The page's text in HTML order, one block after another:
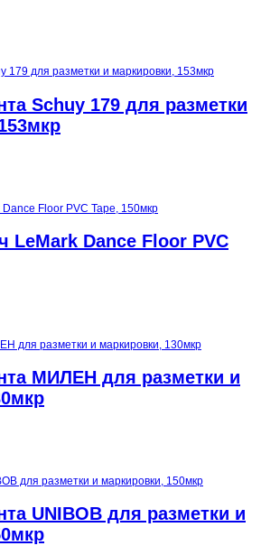
Schuy 179 для разметки
LeMark Dance Floor PVC
МИЛЕН для разметки и
UNIBOB для разметки и